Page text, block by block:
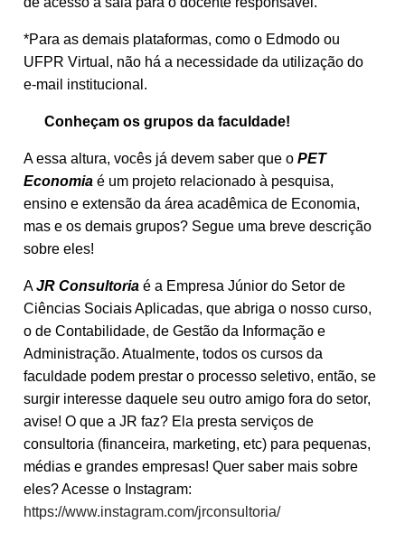
*Para as demais plataformas, como o Edmodo ou
UFPR Virtual, não há a necessidade da utilização do
e-mail institucional.
Conheçam os grupos da faculdade!
A essa altura, vocês já devem saber que o PET
Economia é um projeto relacionado à pesquisa,
ensino e extensão da área acadêmica de Economia,
mas e os demais grupos? Segue uma breve descrição
sobre eles!
AJR Consultoria é a Empresa Júnior do Setor de
Ciências Sociais Aplicadas, que abriga o nosso curso,
o de Contabilidade, de Gestão da Informação e
Administração. Atualmente, todos os cursos da
faculdade podem prestar o processo seletivo, então, se
surgir interesse daquele seu outro amigo fora do setor,
avise! O que a JR faz? Ela presta serviços de
consultoria (financeira, marketing, etc) para pequenas,
médias e grandes empresas! Quer saber mais sobre
eles? Acesse o Instagram:
https://www.instagram.com/jrconsultoria/